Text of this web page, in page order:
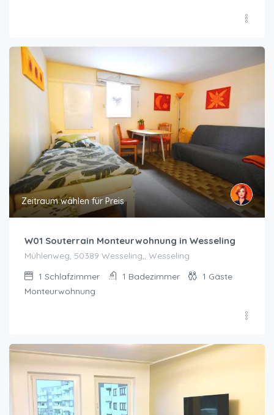
Zeitraum wählen für Preis
W01 Souterrain Monteurwohnung in Wesseling
Mühlenweg, 50389 Wesseling,, Wesseling
1 Schlafzimmer 1 Badezimmer 1 Gäste
Monteurwohnung